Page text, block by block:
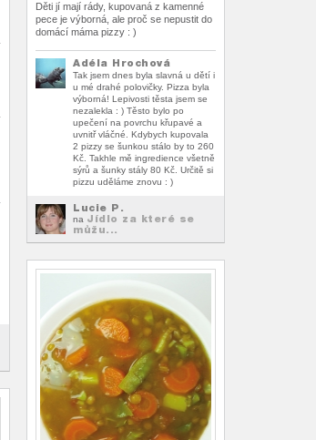
Děti jí mají rády, kupovaná z kamenné
pece je výborná, ale proč se nepustit do
domácí máma pizzy : )
Adéla Hrochová
Tak jsem dnes byla slavná u dětí i
u mé drahé polovičky. Pizza byla
výborná! Lepivosti těsta jsem se
nezalekla : ) Těsto bylo po
upečení na povrchu křupavé a
uvnitř vláčné. Kdybych kupovala
2 pizzy se šunkou stálo by to 260
Kč. Takhle mě ingredience všetně
sýrů a šunky stály 80 Kč. Určitě si
pizzu uděláme znovu : )
Lucie P.
na Jídlo za které se
můžu...